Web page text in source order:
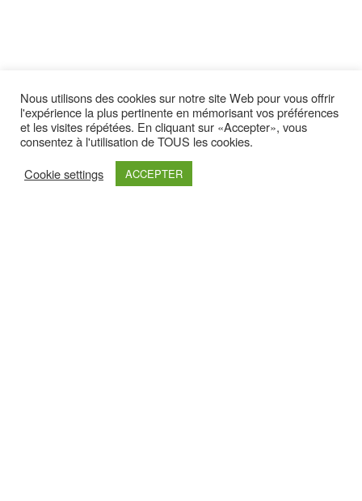
Latest yootheme
Nous utilisons des cookies sur notre site Web pour vous offrir
l'expérience la plus pertinente en mémorisant vos préférences
et les visites répétées. En cliquant sur «Accepter», vous
consentez à l'utilisation de TOUS les cookies.
Cookie settings
ACCEPTER